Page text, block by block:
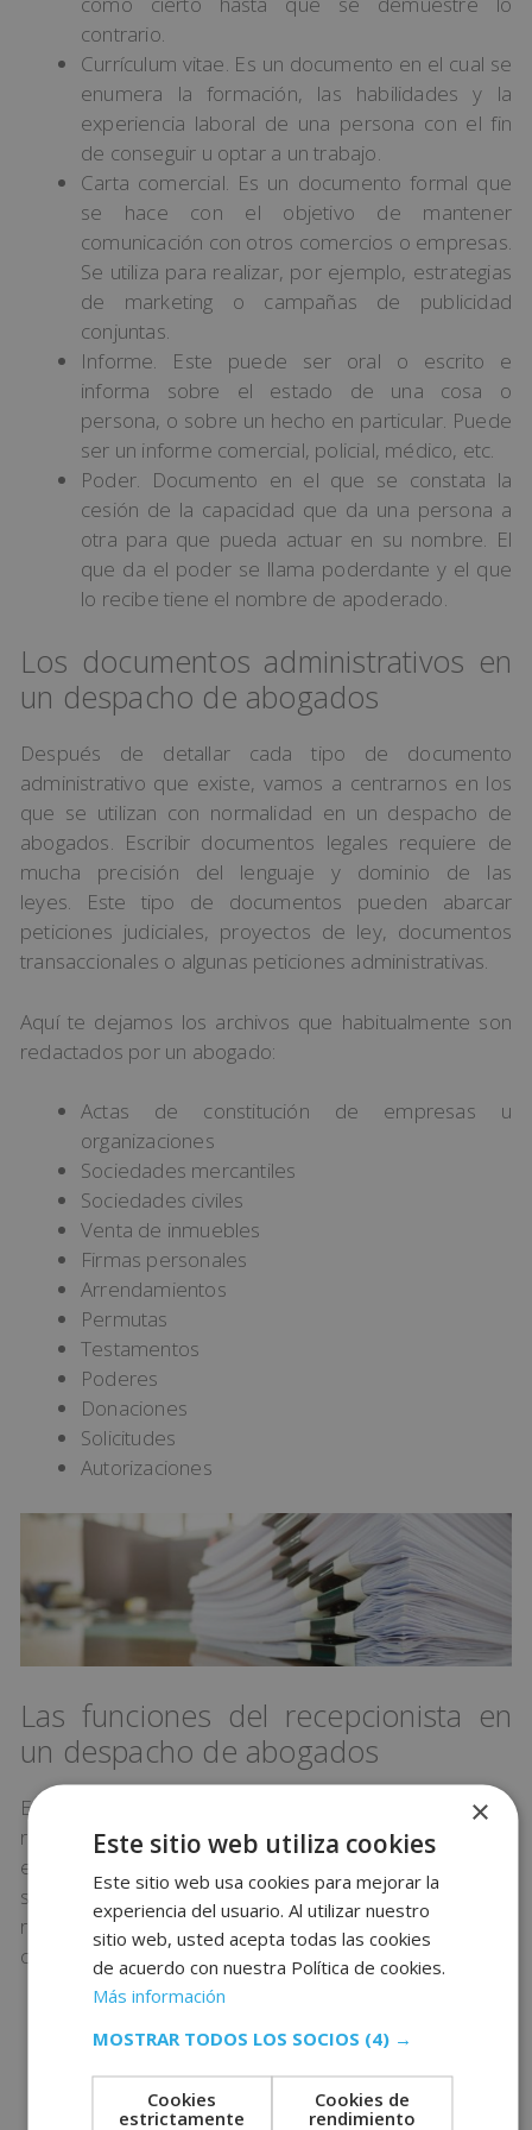
contrario.
Currículum vitae. Es un documento en el cual se
enumera la formación, las habilidades y la
experiencia laboral de una persona con el fin
de conseguir u optar a un trabajo.
Carta comercial. Es un documento formal que
se hace con el objetivo de mantener
comunicación con otros comercios o empresas.
Se utiliza para realizar, por ejemplo, estrategias
de marketing o campañas de publicidad
conjuntas.
Informe. Este puede ser oral o escrito e
informa sobre el estado de una cosa o
persona, o sobre un hecho en particular. Puede
ser un informe comercial, policial, médico, etc.
Poder. Documento en el que se constata la
cesión de la capacidad que da una persona a
otra para que pueda actuar en su nombre. El
que da el poder se llama poderdante y el que
lo recibe tiene el nombre de apoderado.
Los documentos administrativos en
un despacho de abogados
Después de detallar cada tipo de documento
administrativo que existe, vamos a centrarnos en los
que se utilizan con normalidad en un despacho de
abogados. Escribir documentos legales requiere de
mucha precisión del lenguaje y dominio de las
leyes. Este tipo de documentos pueden abarcar
peticiones judiciales, proyectos de ley, documentos
transaccionales o algunas peticiones administrativas.
Aquí te dejamos los archivos que habitualmente son
redactados por un abogado:
Actas de constitución de empresas u
organizaciones
Sociedades mercantiles
Sociedades civiles
Venta de inmuebles
Firmas personales
Arrendamientos
Permutas
Testamentos
Poderes
Donaciones
Solicitudes
Autorizaciones
Las funciones del recepcionista en
un despacho de abogados
En un despacho de abogados, el secretario o
recepcionista dan apoyo administrativo muy
especializado al personal profesional. Sus funciones
son muy variadas, desde la atención al cliente hasta la
redacción de archivos legales. Entre las tareas más
comunes de este puesto, destacamos:
procesos judiciales.
Gestión de la correspondencia.
Organización de la agenda del despacho:
×
Este sitio web utiliza cookies
Este sitio web usa cookies para mejorar la
experiencia del usuario. Al utilizar nuestro
sitio web, usted acepta todas las cookies
de acuerdo con nuestra Política de cookies.
Más información
MOSTRAR TODOS LOS SOCIOS (4) →
Cookies
estrictamente
Cookies de
rendimiento